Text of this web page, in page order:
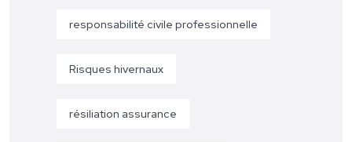
responsabilité civile professionnelle
Risques hivernaux
résiliation assurance